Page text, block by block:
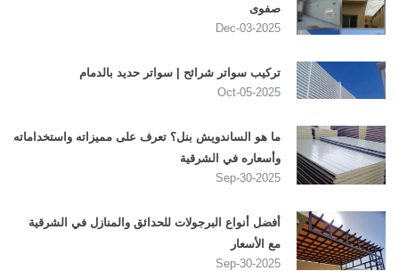
صفوى
2025-Dec-03
تركيب سواتر شرائح | سواتر حديد بالدمام
2025-Oct-05
ما هو الساندويش بنل؟ تعرف على مميزاته واستخداماته
وأسعاره في الشرقية
2025-Sep-30
أفضل أنواع البرجولات للحدائق والمنازل في الشرقية
مع الأسعار
2025-Sep-30